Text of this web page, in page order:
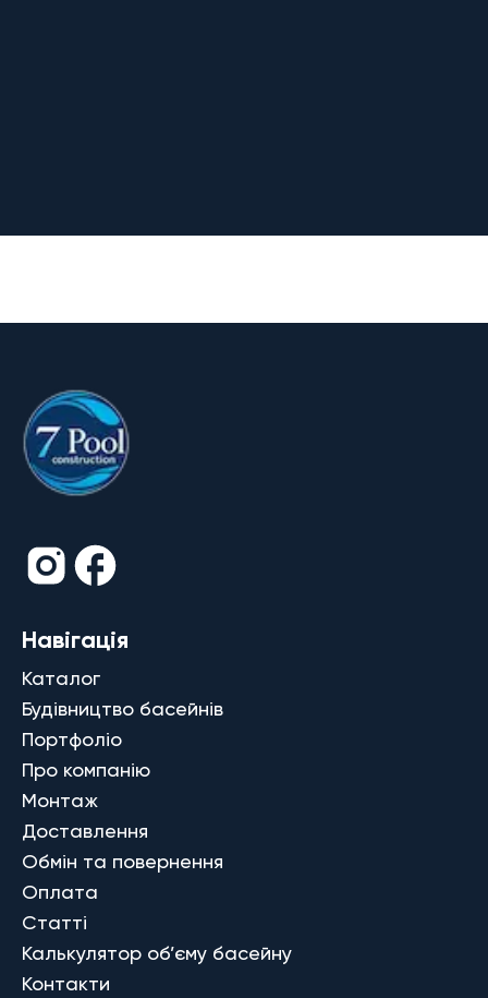
Навігація
Каталог
Будівництво басейнів
Портфоліо
Про компанію
Монтаж
Доставлення
Обмін та повернення
Оплата
Статті
Калькулятор об’єму басейну
Контакти